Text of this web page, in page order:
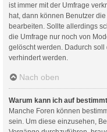
ist immer mit der Umfrage
hat, dann können Benutzer
bearbeiten. Sollte allerdings
die Umfrage nur noch von
gelöscht werden. Dadurch
verhindert werden.
Nach oben
Warum kann ich auf
Manche Foren können
sein. Um diese einzusehen,